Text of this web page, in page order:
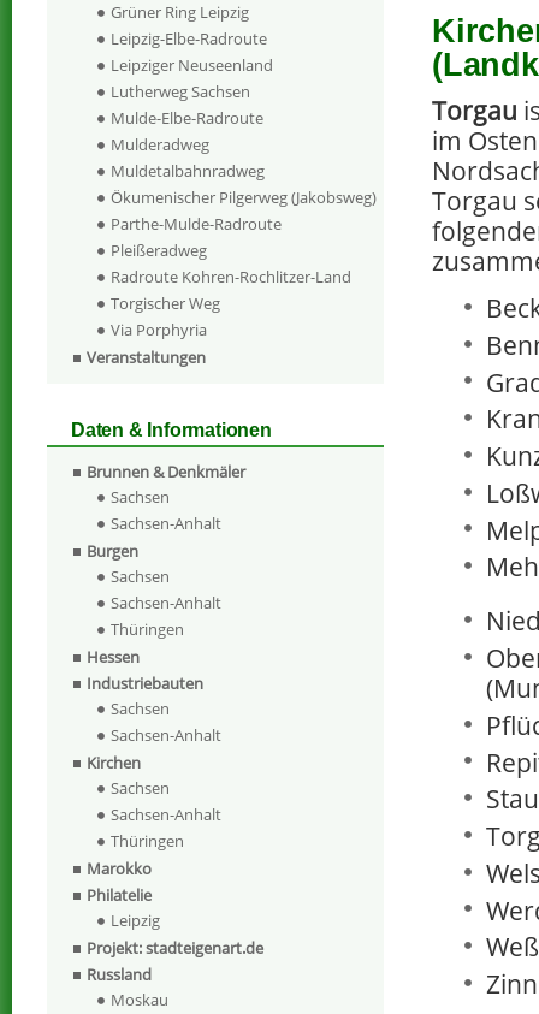
Torgau
im
Torgau
Grüner Ring Leipzig
Leipzig-Elbe-Radroute
Leipziger Neuseenland
Lutherweg Sachsen
Mulde-Elbe-Radroute
Mulderadweg
Muldetalbahnradweg
Ökumenischer Pilgerweg (Jakobsweg)
Parthe-Mulde-Radroute
Pleißeradweg
Radroute Kohren-Rochlitzer-Land
Torgischer Weg
Via Porphyria
Veranstaltungen
Daten & Informationen
Brunnen & Denkmäler
Sachsen
Sachsen-Anhalt
Burgen
Sachsen
Sachsen-Anhalt
Thüringen
Hessen
Industriebauten
Sachsen
Sachsen-Anhalt
Kirchen
Sachsen
Sachsen-Anhalt
Thüringen
Marokko
Philatelie
Leipzig
Projekt: stadteigenart.de
Russland
Moskau